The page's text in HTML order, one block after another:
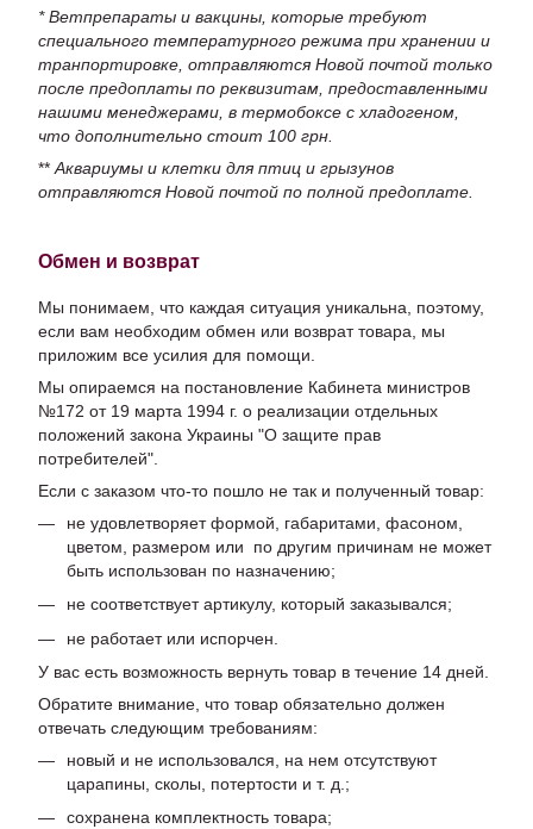
* Ветпрепараты и вакцины, которые требуют
специального температурного режима при хранении и
транпортировке, отправляются Новой почтой только
после предоплаты по реквизитам, предоставленными
нашими менеджерами, в термобоксе с хладогеном,
что дополнительно стоит 100 грн.
** Аквариумы и клетки для птиц и грызунов
отправляются Новой почтой по полной предоплате.
Обмен и возврат
Мы понимаем, что каждая ситуация уникальна, поэтому,
если вам необходим обмен или возврат товара, мы
приложим все усилия для помощи.
Мы опираемся на постановление Кабинета министров
№172 от 19 марта 1994 г. о реализации отдельных
положений закона Украины "О защите прав
потребителей".
Если с заказом что-то пошло не так и полученный товар:
не удовлетворяет формой, габаритами, фасоном,
цветом, размером или по другим причинам не может
быть использован по назначению;
не соответствует артикулу, который заказывался;
не работает или испорчен.
У вас есть возможность вернуть товар в течение 14 дней.
Обратите внимание, что товар обязательно должен
отвечать следующим требованиям:
новый и не использовался, на нем отсутствуют
царапины, сколы, потертости и т. д.;
сохранена комплектность товара;